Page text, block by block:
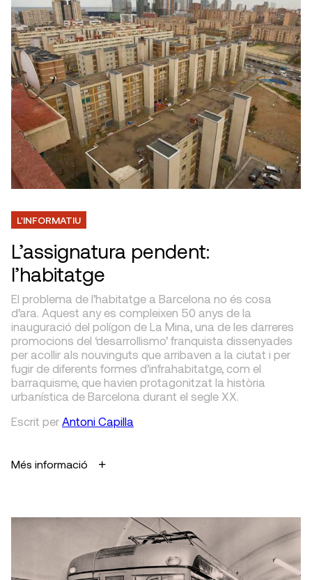
L'INFORMATIU
L’assignatura pendent:
l’habitatge
El problema de l’habitatge a Barcelona no és cosa
d’ara. Aquest any es compleixen 50 anys de la
inauguració del polígon de La Mina, una de les darreres
promocions del ‘desarrollismo’ franquista dissenyades
per acollir als nouvinguts que arribaven a la ciutat i per
fugir de diferents formes d’infrahabitatge, com el
barraquisme, que havien protagonitzat la història
urbanística de Barcelona durant el segle XX.
Escrit per Antoni Capilla
Més informació